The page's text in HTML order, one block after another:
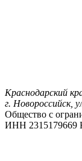
Краснодарский
г. Новороссийск,
Общество с
ИНН 2315179669